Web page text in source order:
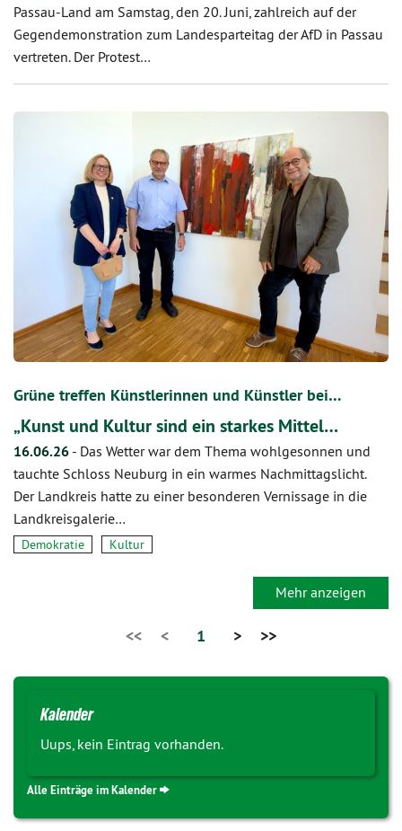
Passau-Land am Samstag, den 20. Juni, zahlreich auf der
Gegendemonstration zum Landesparteitag der AfD in Passau
vertreten. Der Protest…
Grüne treffen Künstlerinnen und Künstler bei…
„Kunst und Kultur sind ein starkes Mittel…
16.06.26 - Das Wetter war dem Thema wohlgesonnen und
tauchte Schloss Neuburg in ein warmes Nachmittagslicht.
Der Landkreis hatte zu einer besonderen Vernissage in die
Landkreisgalerie…
Demokratie Kultur
Mehr anzeigen
<< < 1 > >>
Kalender
Uups, kein Eintrag vorhanden.
Alle Einträge im Kalender